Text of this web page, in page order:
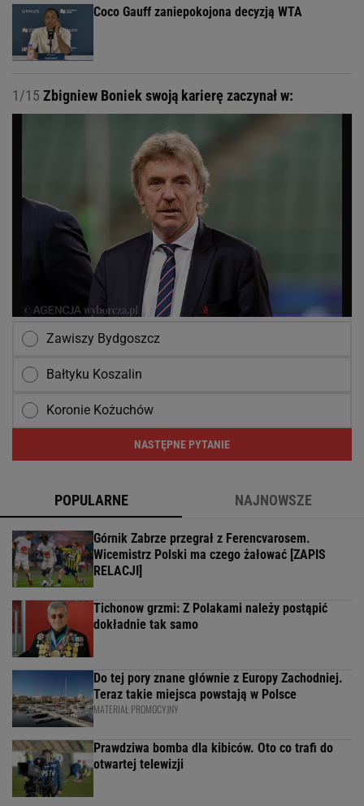
Coco Gauff zaniepokojona decyzją WTA
1/15 Zbigniew Boniek swoją karierę zaczynał w:
Zawiszy Bydgoszcz
Bałtyku Koszalin
Koronie Kożuchów
NASTĘPNE PYTANIE
POPULARNE NAJNOWSZE
Górnik Zabrze przegrał z Ferencvarosem.
Wicemistrz Polski ma czego żałować [ZAPIS
RELACJI]
Tichonow grzmi: Z Polakami należy postąpić
dokładnie tak samo
Do tej pory znane głównie z Europy Zachodniej.
Teraz takie miejsca powstają w Polsce
MATERIAŁ PROMOCYJNY
Prawdziwa bomba dla kibiców. Oto co trafi do
otwartej telewizji